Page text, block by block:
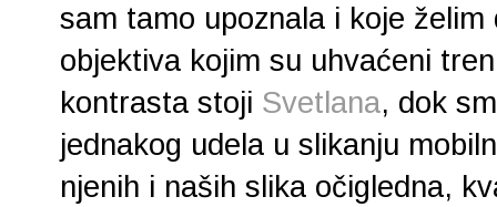
sam tamo upoznala i koje
objektiva kojim su uhvaćeni
kontrasta stoji Svetlana, dok
jednakog udela u slikanju
njenih i naših slika očigledna,